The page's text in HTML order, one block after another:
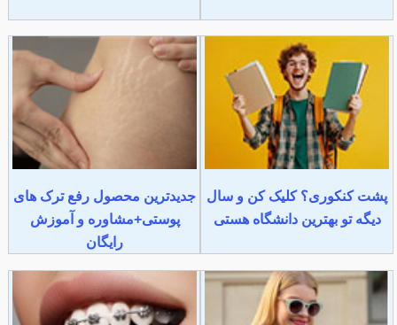
پشت کنکوری؟ کلیک کن و سال
دیگه تو بهترین دانشگاه هستی
جدیدترین محصول رفع ترک های
پوستی+مشاوره و آموزش
رایگان